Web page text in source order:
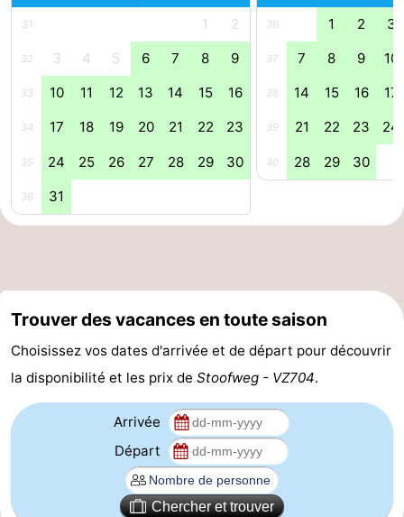
Village
Zeeuwse
Kust
Zonnedorp
Haamstede
Hôtels
Voir
Musées
-
Monuments
-
Églises
-
Points
Attractions
31 1 2
32 3 4 5 6 7 8 9
33 10 11 12 13 14 15 16
34 17 18 19 20 21 22 23
35 24 25 26 27 28 29 30
36 31
36 1 2 3
37 7 8 9 10
38 14 15 16 17
39 21 22 23 24
40 28 29 30
Trouver des vacances en toute saison
Choisissez vos dates d'arrivée et de départ pour découvrir
la disponibilité et les prix de Stoofweg - VZ704.
Arrivée
Départ
Chercher et trouver